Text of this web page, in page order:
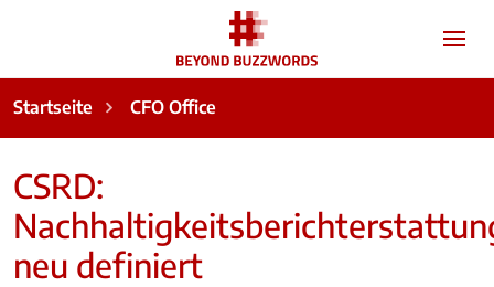
Startseite CFO Office
CSRD:
neu definiert